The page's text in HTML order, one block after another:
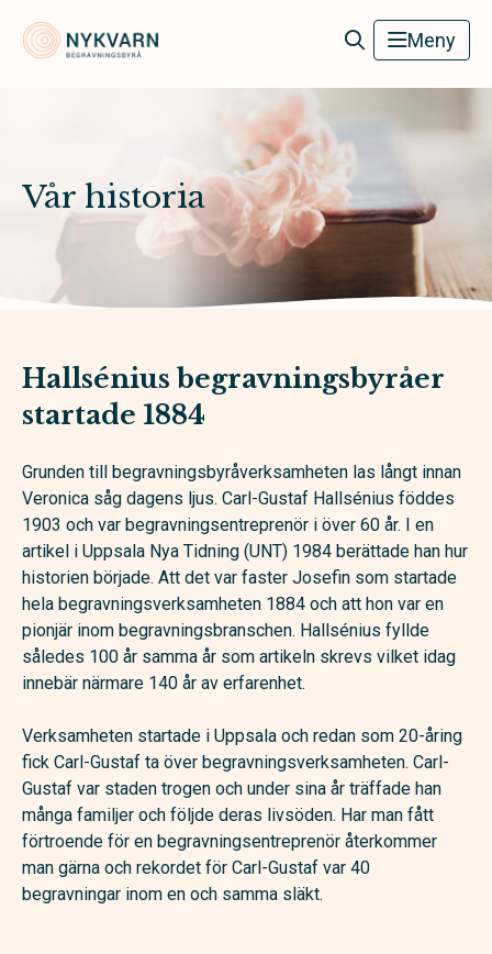
Nykvarn Begravningsbyrå Meny
Vår historia
Hallsénius begravningsbyråer
startade 1884
Grunden till begravningsbyråverksamheten las långt innan
Veronica såg dagens ljus. Carl-Gustaf Hallsénius föddes
1903 och var begravningsentreprenör i över 60 år. I en
artikel i Uppsala Nya Tidning (UNT) 1984 berättade han hur
historien började. Att det var faster Josefin som startade
hela begravningsverksamheten 1884 och att hon var en
pionjär inom begravningsbranschen. Hallsénius fyllde
således 100 år samma år som artikeln skrevs vilket idag
innebär närmare 140 år av erfarenhet.
Verksamheten startade i Uppsala och redan som 20-åring
fick Carl-Gustaf ta över begravningsverksamheten. Carl-
Gustaf var staden trogen och under sina år träffade han
många familjer och följde deras livsöden. Har man fått
förtroende för en begravningsentreprenör återkommer
man gärna och rekordet för Carl-Gustaf var 40
begravningar inom en och samma släkt.